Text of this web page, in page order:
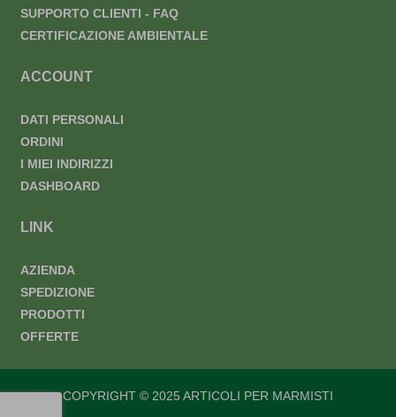
SUPPORTO CLIENTI - FAQ
CERTIFICAZIONE AMBIENTALE
ACCOUNT
DATI PERSONALI
ORDINI
I MIEI INDIRIZZI
DASHBOARD
LINK
AZIENDA
SPEDIZIONE
PRODOTTI
OFFERTE
COPYRIGHT © 2025 ARTICOLI PER MARMISTI